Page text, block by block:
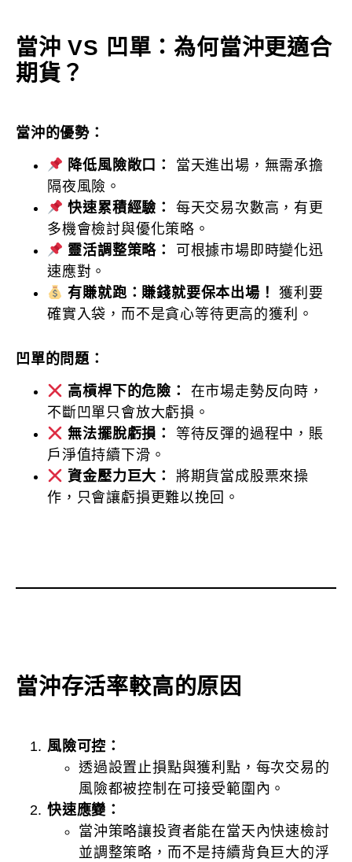
當沖 VS 凹單：為何當沖更適合
期貨？
當沖的優勢：
降低風險敞口：
當天進出場，無需承擔
隔夜風險。
快速累積經驗：
每天交易次數高，有更
多機會檢討與優化策略。
靈活調整策略：
可根據市場即時變化迅
速應對。
有賺就跑：賺錢就要保本出場！
獲利要
確實入袋，而不是貪心等待更高的獲利。
凹單的問題：
高槓桿下的危險：
在市場走勢反向時，
不斷凹單只會放大虧損。
無法擺脫虧損：
等待反彈的過程中，賬
戶淨值持續下滑。
資金壓力巨大：
將期貨當成股票來操
作，只會讓虧損更難以挽回。
當沖存活率較高的原因
風險可控：
透過設置止損點與獲利點，每次交易的
風險都被控制在可接受範圍內。
快速應變：
當沖策略讓投資者能在當天內快速檢討
並調整策略，而不是持續背負巨大的浮